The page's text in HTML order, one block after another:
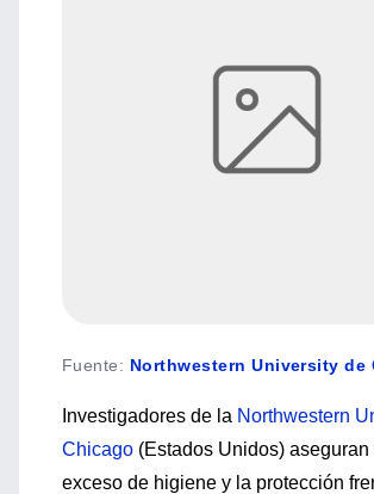
Fuente: Northwestern University de
Investigadores de la Northwestern
Chicago (Estados Unidos) aseguran
exceso de higiene y la protección